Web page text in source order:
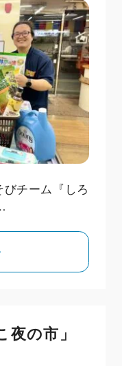
チーム『しろ
の市」